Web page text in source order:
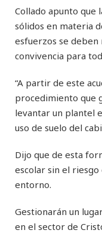
Collado apunto que
sólidos en materia
esfuerzos se
convivencia para
“A partir de este
procedimiento que
levantar un plantel
uso de suelo del
Dijo que de esta
escolar sin el
entorno.
Gestionarán un
en el sector de